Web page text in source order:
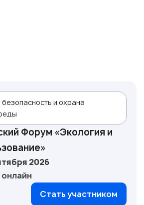
и охрана
Форум «Экология и
2026
Стать участником